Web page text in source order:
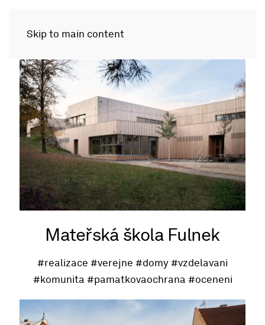
Skip to main content
Mateřská škola Fulnek
#realizace #verejne #domy #vzdelavani
#komunita #pamatkovaochrana #oceneni